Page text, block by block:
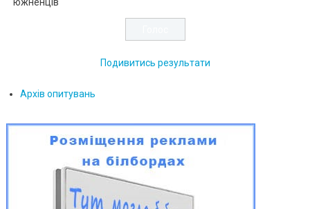
Подивитись результати
Архів опитувань